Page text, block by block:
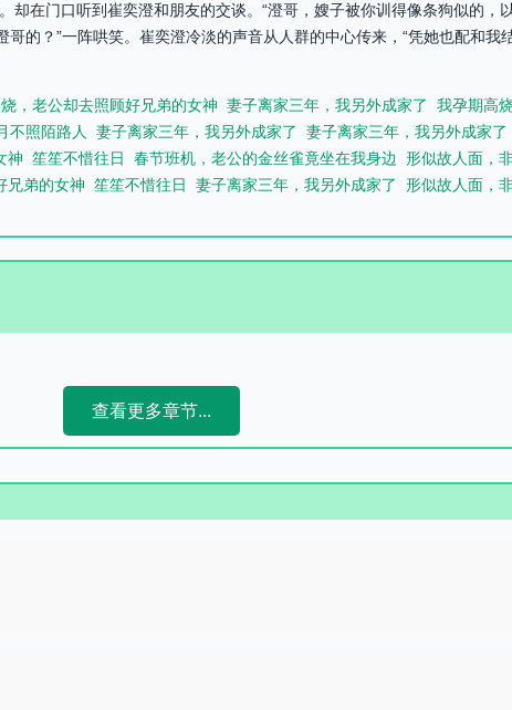
却在门口听到崔奕澄和朋友的交谈。“澄哥，嫂子被你训得像条狗似的，
的？”一阵哄笑。崔奕澄冷淡的声音从人群的中心传来，“凭她也配和我
，老公却去照顾好兄弟的女神 妻子离家三年，我另外成家了
我孕期高
不照陌路人 妻子离家三年，我另外成家了 妻子离家三年，我另外成家了
神 笙笙不惜往日 春节班机，老公的金丝雀竟坐在我身边 形似故人面，
兄弟的女神 笙笙不惜往日 妻子离家三年，我另外成家了 形似故人面，
查看更多章节...